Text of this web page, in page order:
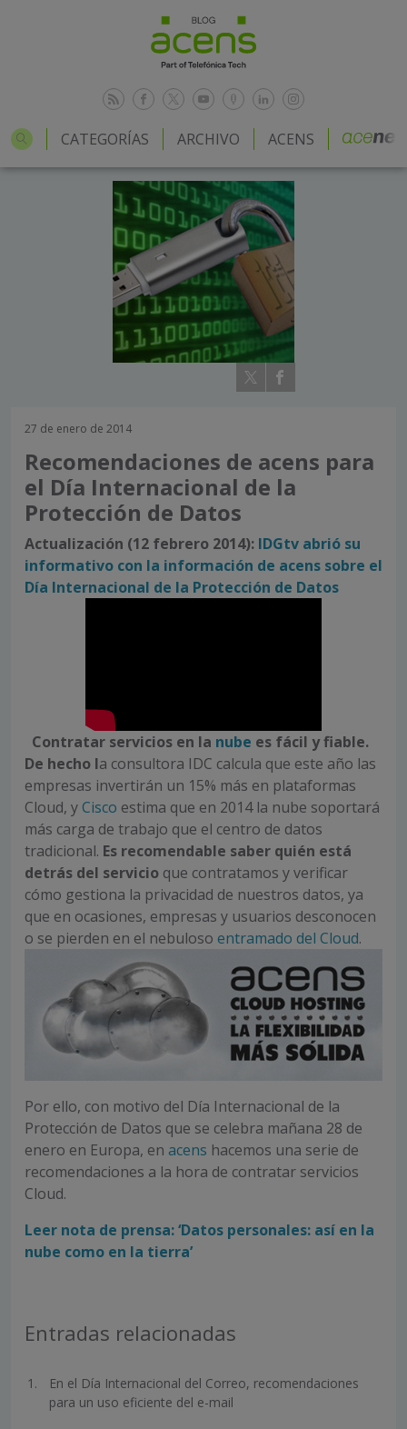
CATEGORÍAS ARCHIVO ACENS
27 de enero de 2014
Recomendaciones de acens para
el Día Internacional de la
Protección de Datos
Actualización (12 febrero 2014): IDGtv abrió su
informativo con la información de acens sobre el
Día Internacional de la Protección de Datos
Contratar servicios en la nube es fácil y fiable.
De hecho la consultora IDC calcula que este año las
empresas invertirán un 15% más en plataformas
Cloud, yCisco estima que en 2014 la nube soportará
más carga de trabajo que el centro de datos
tradicional. Es recomendable saber quién está
detrás del servicio que contratamos y verificar
cómo gestiona la privacidad de nuestros datos, ya
que en ocasiones, empresas y usuarios desconocen
o se pierden en el nebuloso entramado del Cloud.
Por ello, con motivo del Día Internacional de la
Protección de Datos que se celebra mañana 28 de
enero en Europa, en acens hacemos una serie de
recomendaciones a la hora de contratar servicios
Cloud.
Leer nota de prensa: ‘Datos personales: así en la
nube como en la tierra’
Entradas relacionadas
En el Día Internacional del Correo, recomendaciones
para un uso eficiente del e-mail